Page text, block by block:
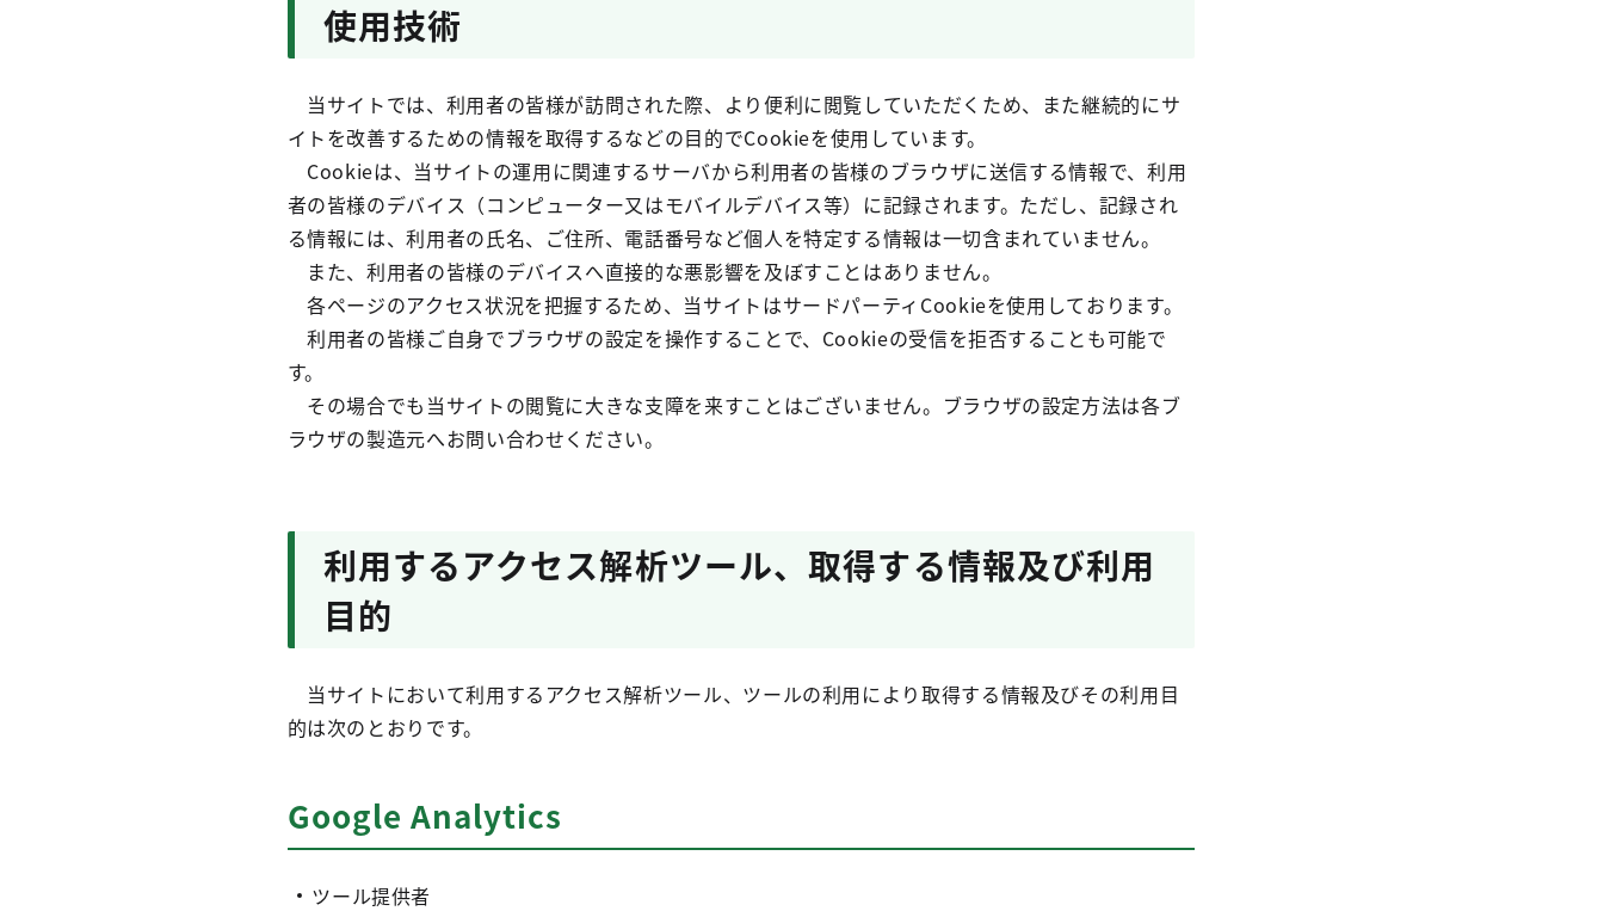
使用技術
当サイトでは、利用者の皆様が訪問された際、より便利に閲覧していただくため、また継続的にサ
イトを改善するための情報を取得するなどの目的でCookieを使用しています。
Cookieは、当サイトの運用に関連するサーバから利用者の皆様のブラウザに送信する情報で、利用
者の皆様のデバイス（コンピューター又はモバイルデバイス等）に記録されます。ただし、記録され
る情報には、利用者の氏名、ご住所、電話番号など個人を特定する情報は一切含まれていません。
また、利用者の皆様のデバイスへ直接的な悪影響を及ぼすことはありません。
各ページのアクセス状況を把握するため、当サイトはサードパーティCookieを使用しております。
利用者の皆様ご自身でブラウザの設定を操作することで、Cookieの受信を拒否することも可能で
す。
その場合でも当サイトの閲覧に大きな支障を来すことはございません。ブラウザの設定方法は各ブ
ラウザの製造元へお問い合わせください。
利用するアクセス解析ツール、取得する情報及び利用
目的
当サイトにおいて利用するアクセス解析ツール、ツールの利用により取得する情報及びその利用目
的は次のとおりです。
Google Analytics
ツール提供者